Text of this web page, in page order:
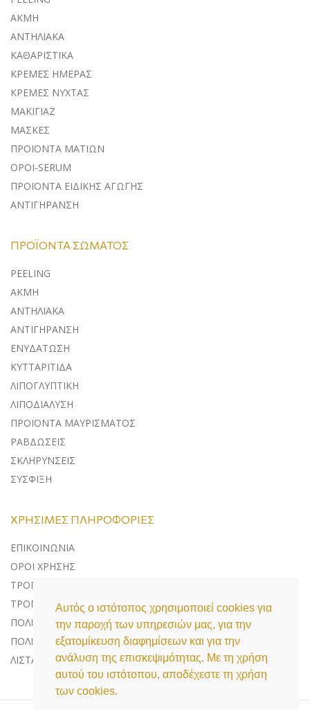
Αυτός ο ιστότοπος χρησιμοποιεί cookies για
την παροχή των υπηρεσιών μας, για την
εξατομίκευση διαφημίσεων και για την
ανάλυση της επισκεψιμότητας. Με τη χρήση
αυτού του ιστότοπου, αποδέχεστε τη χρήση
των cookies.
ΑΚΜΗ
ΑΝΤΗΛΙΑΚA
ΚΑΘΑΡΙΣΤΙΚΑ
ΚΡΕΜΕΣ ΗΜΕΡΑΣ
ΚΡΕΜΕΣ ΝΥΧΤΑΣ
ΜΑΚΙΓΙΑΖ
ΜΑΣΚΕΣ
ΠΡΟΪΟΝΤΑ ΜΑΤΙΩΝ
ΟΡΟΙ-SERUM
ΠΡΟΪΟΝΤΑ ΕΙΔΙΚΗΣ ΑΓΩΓΗΣ
ΑΝΤΙΓΗΡΑΝΣΗ
ΠΡΟΪΌΝΤΑ ΣΏΜΑΤΟΣ
PEELING
ΑΚΜΗ
ΑΝΤΗΛΙΑΚΑ
ΑΝΤΙΓΗΡΑΝΣΗ
ΕΝΥΔΑΤΩΣΗ
ΚΥΤΤΑΡΙΤΙΔΑ
ΛΙΠΟΓΛΥΠΤΙΚΗ
ΛΙΠΟΔΙΑΛΥΣΗ
ΠΡΟΪΟΝΤΑ ΜΑΥΡΙΣΜΑΤΟΣ
ΡΑΒΔΩΣΕΙΣ
ΣΚΛΗΡΥΝΣΕΙΣ
ΣΥΣΦΙΞΗ
ΧΡΉΣΙΜΕΣ ΠΛΗΡΟΦΟΡΊΕΣ
ΕΠΙΚΟΙΝΩΝΊΑ
ΌΡΟΙ ΧΡΉΣΗΣ
ΤΡΌΠΟΙ ΠΛΗΡΩΜΉΣ
ΤΡΌΠΟΙ ΑΠΟΣΤΟΛΉΣ
ΠΟΛΙΤΙΚΉ ΕΠΙΣΤΡΟΦΏΝ
ΠΟΛΙΤΙΚΉ ΠΡΟΣΤΑΣΊΑΣ ΔΕΔΟΜΈΝΩΝ
ΛΊΣΤΑ COOKIES